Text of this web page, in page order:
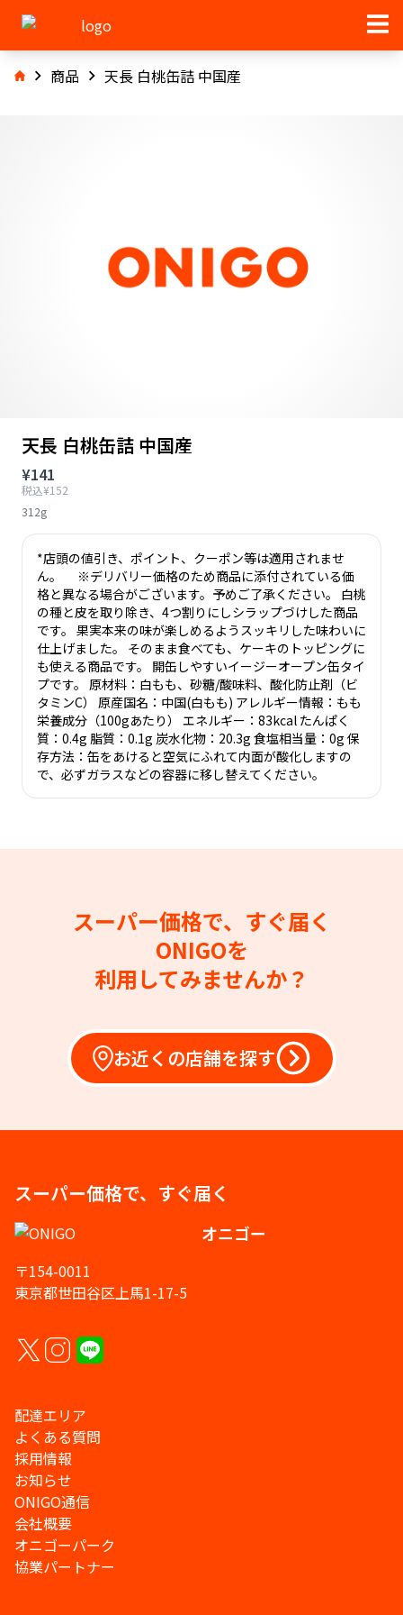
商品 天長 白桃缶詰 中国産
天長 白桃缶詰 中国産
¥141
税込¥152
312g
*店頭の値引き、ポイント、クーポン等は適用されませ
ん。 ※デリバリー価格のため商品に添付されている価
格と異なる場合がございます。予めご了承ください。 白桃
の種と皮を取り除き、4つ割りにしシラップづけした商品
です。 果実本来の味が楽しめるようスッキリした味わいに
仕上げました。 そのまま食べても、ケーキのトッピングに
も使える商品です。 開缶しやすいイージーオープン缶タイ
プです。 原材料：白もも、砂糖/酸味料、酸化防止剤（ビ
タミンC） 原産国名：中国(白もも) アレルギー情報：もも
栄養成分（100gあたり） エネルギー：83kcal たんぱく
質：0.4g 脂質：0.1g 炭水化物：20.3g 食塩相当量：0g 保
存方法：缶をあけると空気にふれて内面が酸化しますの
で、必ずガラスなどの容器に移し替えてください。
スーパー価格で、すぐ届く
ONIGOを
利用してみませんか？
お近くの店舗を探す
スーパー価格で、すぐ届く
オニゴー
〒154-0011
東京都世田谷区上馬1-17-5
配達エリア
よくある質問
採用情報
お知らせ
ONIGO通信
会社概要
オニゴーパーク
協業パートナー